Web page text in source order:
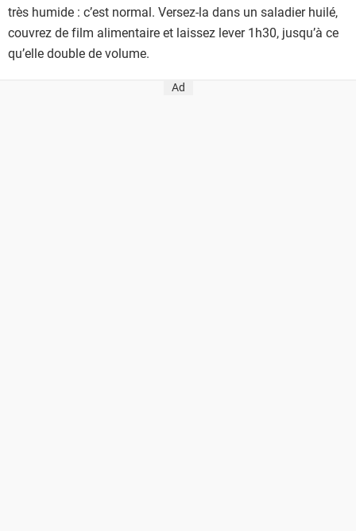
très humide : c’est normal. Versez-la dans un saladier huilé,
couvrez de film alimentaire et laissez lever 1h30, jusqu’à ce
qu’elle double de volume.
Ad